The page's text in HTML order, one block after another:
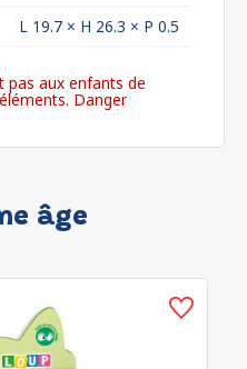
L 19.7 × H 26.3 × P 0.5
pas aux enfants de
Danger
âge